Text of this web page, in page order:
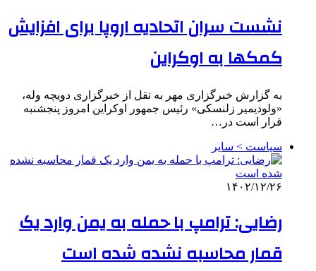
نشست سران اتحادیه اروپا برای افزایش
کمک‎ها به اوکراین
به گزارش خبرگزاری مهر به نقل از خبرگزاری دویچه وله،
«ولودیمیر زلنسکی» رئیس جمهور اوکراین امروز پنجشنبه
قرار است در…
سیاست > سایر
۱۴۰۲/۱۲/۲۶
رضایی: ترامپ با حمله به یمن وارد یک
قمار محاسبه نشده شده است